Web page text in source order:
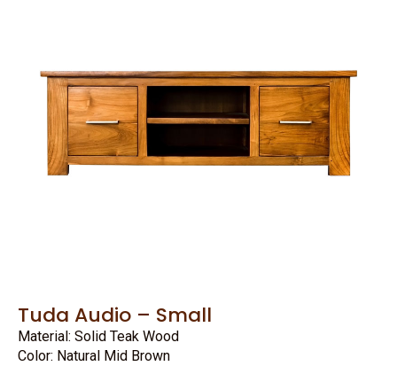
Tuda Audio – Small
Material: Solid Teak Wood
Color: Natural Mid Brown